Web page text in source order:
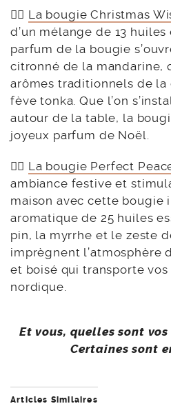
👉🏻 La bougie Christmas
d’un mélange de 13
parfum de la bougie
citronné de la mandarine,
arômes traditionnels de
fève tonka. Que l’on
autour de la table, la
joyeux parfum de Noël.
👉🏻 La bougie Perfect
ambiance festive et
maison avec cette bougie
aromatique de 25 huiles
pin, la myrrhe et le zeste
imprègnent l’atmosphère
et boisé qui transporte
nordique.
Et vous, quelles sont
Certaines sont
Articles Similaires